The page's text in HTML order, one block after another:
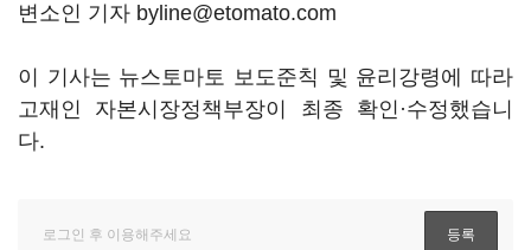
변소인 기자 byline@etomato.com
이 기사는 뉴스토마토 보도준칙 및 윤리강령에 따라
고재인 자본시장정책부장이 최종 확인·수정했습니
다.